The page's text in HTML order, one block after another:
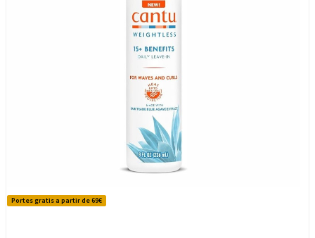
Portes gratis a partir de 69€